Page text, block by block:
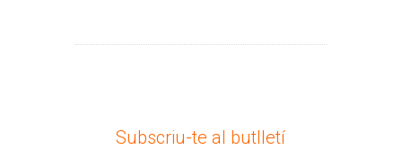
Subscriu-te al butlletí